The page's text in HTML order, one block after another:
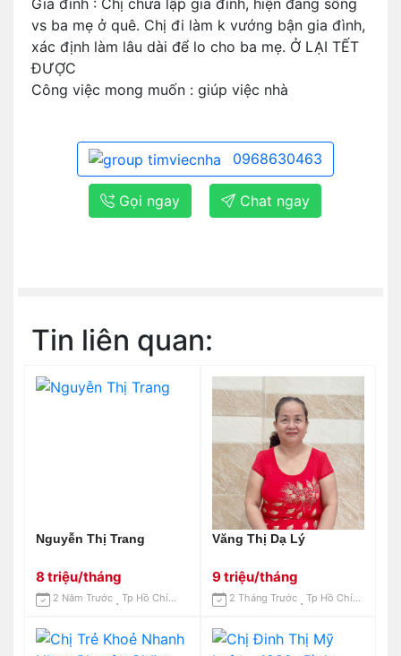
vs ba mẹ ở quê. Chị đi làm k vướng bận gia đình,
xác định làm lâu dài để lo cho ba mẹ. Ở LẠI TẾT
ĐƯỢC
Công việc mong muốn : giúp việc nhà
0968630463
Gọi ngay Chat ngay
Tin liên quan:
Nguyễn Thị Trang
8 triệu/tháng
2 Năm Trước Tp Hồ Chí Minh
Văng Thị Dạ Lý
9 triệu/tháng
2 Tháng Trước Tp Hồ Chí Minh